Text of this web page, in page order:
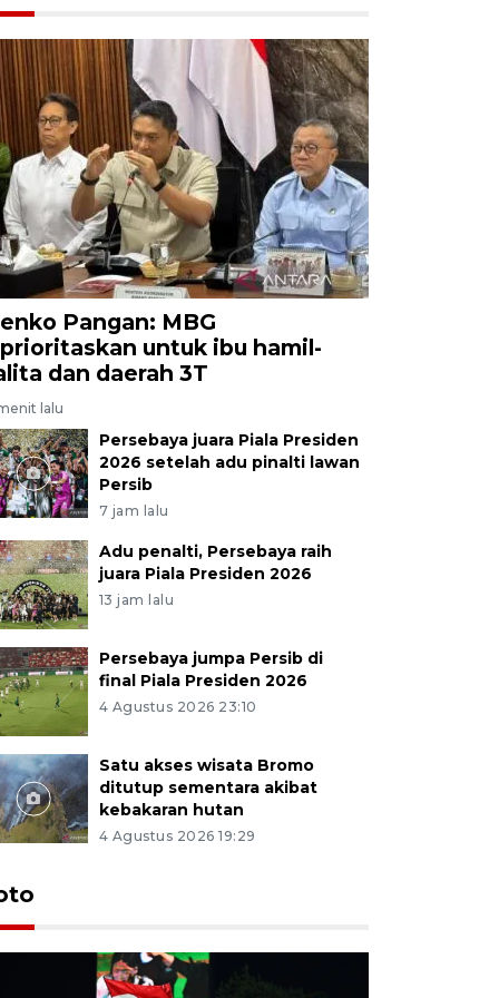
Pangan: MBG
untuk ibu hamil-
dan daerah 3T
lalu
Persebaya juara Piala Presiden
2026 setelah adu pinalti lawan
Persib
7 jam lalu
Adu penalti, Persebaya raih
juara Piala Presiden 2026
13 jam lalu
Persebaya jumpa Persib di
final Piala Presiden 2026
4 Agustus 2026 23:10
Satu akses wisata Bromo
ditutup sementara akibat
kebakaran hutan
4 Agustus 2026 19:29